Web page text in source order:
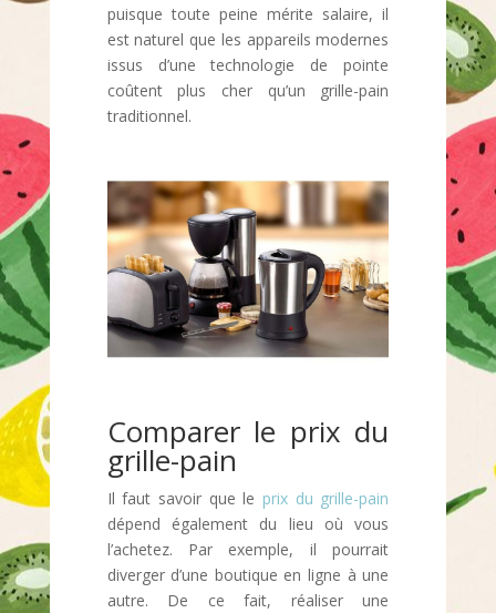
puisque toute peine mérite salaire, il
est naturel que les appareils modernes
issus d’une technologie de pointe
coûtent plus cher qu’un grille-pain
traditionnel.
Comparer le prix du
grille-pain
Il faut savoir que le prix du grille-pain
dépend également du lieu où vous
l’achetez. Par exemple, il pourrait
diverger d’une boutique en ligne à une
autre. De ce fait, réaliser une